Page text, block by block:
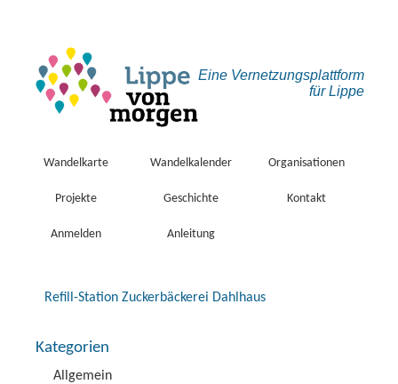
Eine Vernetzungs­plattform
für Lippe
Wandelkarte Wandelkalender Organisationen
Projekte Geschichte Kontakt
Anmelden Anleitung
Refill-Station Zuckerbäckerei Dahlhaus
Kategorien
Allgemein